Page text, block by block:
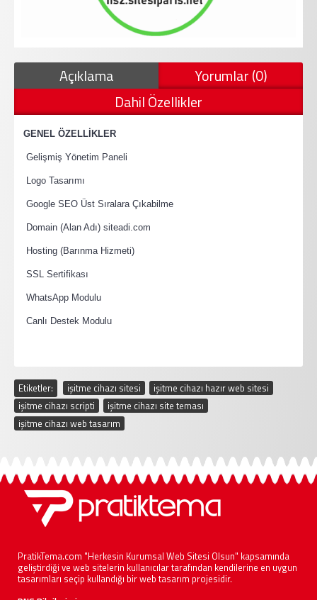
Açıklama
Yorumlar (0)
Dahil Özellikler
GENEL ÖZELLİKLER
Gelişmiş Yönetim Paneli
Logo Tasarımı
Google SEO Üst Sıralara Çıkabilme
Domain (Alan Adı) siteadi.com
Hosting (Barınma Hizmeti)
SSL Sertifikası
WhatsApp Modulu
Canlı Destek Modulu
Etiketler: işitme cihazı sitesi işitme cihazı hazır web sitesi
işitme cihazı scripti
işitme cihazı site teması
işitme cihazı web tasarım
PratikTema.com "Herkesin Kurumsal Web Sitesi Olsun" kapsamında
geliştirdiği ve web sitelerin kullanıcılar tarafından kendilerine en uygun
tasarımları seçip kullandığı bir web tasarım projesidir.